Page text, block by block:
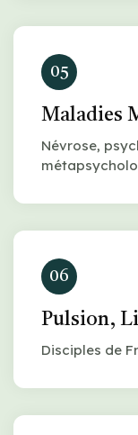
05
Maladies
Névrose,
06
Pulsion,
Disciples de